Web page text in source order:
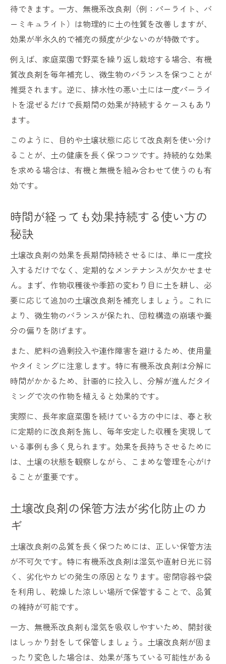
待できます。一方、無機系改良剤（例：パーライト、バ
ーミキュライト）は物理的に土の性質を改善しますが、
効果が半永久的で補充の頻度が少ないのが特徴です。
例えば、家庭菜園で野菜を繰り返し栽培する場合、有機
質改良剤を毎年補充し、微生物のバランスを保つことが
推奨されます。逆に、排水性の悪い土には一度パーライ
トを混ぜるだけで長期間の効果が持続するケースもあり
ます。
このように、目的や土壌状態に応じて改良剤を使い分け
ることが、土の健康を長く保つコツです。持続的な効果
を求める場合は、有機と無機を組み合わせて使うのも有
効です。
時間が経っても効果持続する使い方の
秘訣
土壌改良剤の効果を長期間持続させるには、単に一度投
入するだけでなく、定期的なメンテナンスが欠かせませ
ん。まず、作物収穫後や季節の変わり目に土を耕し、必
要に応じて追加の土壌改良剤を補充しましょう。これに
より、微生物のバランスが保たれ、団粒構造の崩壊や養
分の偏りを防げます。
また、肥料の過剰投入や連作障害を避けるため、使用量
やタイミングに注意します。特に有機系改良剤は分解に
時間がかかるため、計画的に投入し、分解が進んだタイ
ミングで次の作物を植えると効果的です。
実際に、長年家庭菜園を続けている方の中には、春と秋
に定期的に改良剤を施し、毎年安定した収穫を実現して
いる事例も多く見られます。効果を長持ちさせるために
は、土壌の状態を観察しながら、こまめな管理を心がけ
ることが重要です。
土壌改良剤の保管方法が劣化防止のカ
ギ
土壌改良剤の品質を長く保つためには、正しい保管方法
が不可欠です。特に有機系改良剤は湿気や直射日光に弱
く、劣化やカビの発生の原因となります。密閉容器や袋
を利用し、乾燥した涼しい場所で保管することで、品質
の維持が可能です。
一方、無機系改良剤も湿気を吸収しやすいため、開封後
はしっかり封をして保管しましょう。土壌改良剤が固ま
ったり変色した場合は、効果が落ちている可能性がある